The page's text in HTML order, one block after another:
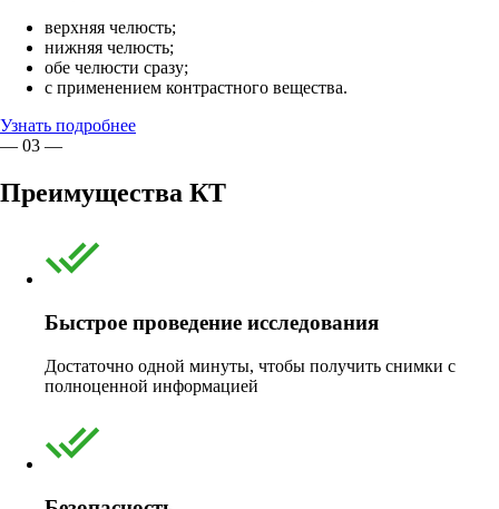
верхняя челюсть;
нижняя челюсть;
обе челюсти сразу;
с применением контрастного вещества.
Узнать подробнее
— 03 —
Преимущества КТ
Быстрое проведение исследования
Достаточно одной минуты, чтобы получить снимки с
полноценной информацией